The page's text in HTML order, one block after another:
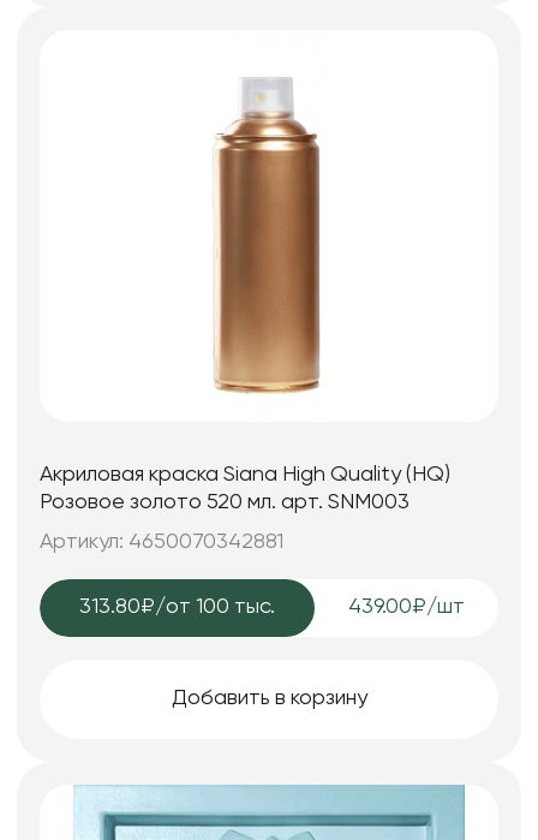
Акриловая краска Siana High Quality (HQ)
Розовое золото 520 мл. арт. SNM003
Артикул: 4650070342881
313.80₽/от 100 тыс. 439.00₽/шт
Добавить в корзину